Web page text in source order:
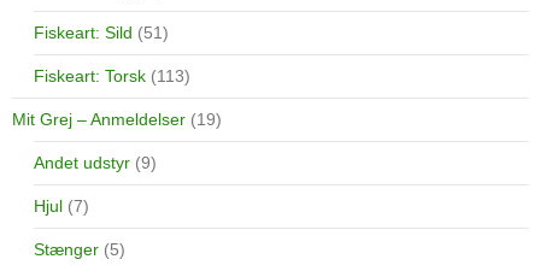
Fiskeart: Sild (51)
Fiskeart: Torsk (113)
Mit Grej – Anmeldelser (19)
Andet udstyr (9)
Hjul (7)
Stænger (5)